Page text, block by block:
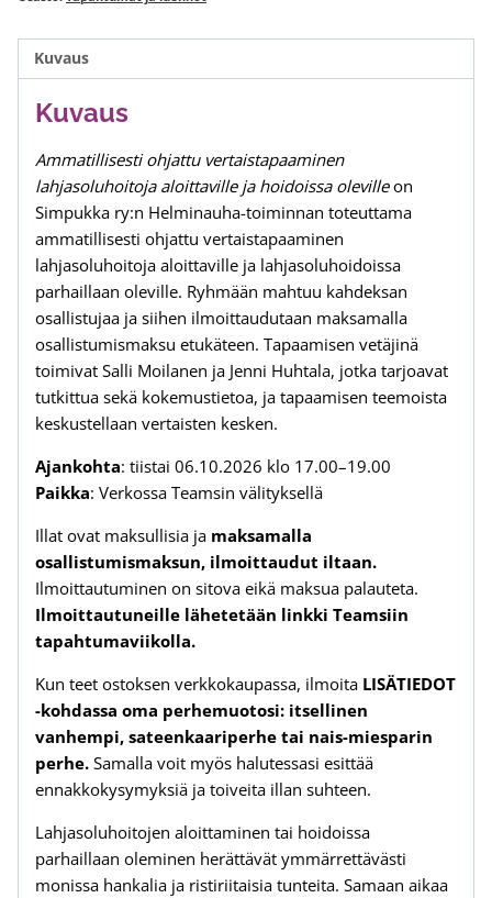
aloittaville
ja
hoidoissa
syksy
määrä
Kuvaus
Kuvaus
Ammatillisesti ohjattu vertaistapaaminen
lahjasoluhoitoja aloittaville ja hoidoissa olevilleon
Simpukka ry:n Helminauha-toiminnan toteuttama
ammatillisesti ohjattu vertaistapaaminen
lahjasoluhoitoja aloittaville ja lahjasoluhoidoissa
parhaillaan oleville. Ryhmään mahtuu kahdeksan
osallistujaa ja siihen ilmoittaudutaan maksamalla
osallistumismaksu etukäteen. Tapaamisen vetäjinä
toimivat Salli Moilanen ja Jenni Huhtala, jotka tarjoavat
tutkittua sekä kokemustietoa, ja tapaamisen teemoista
keskustellaan vertaisten kesken.
Ajankohta: tiistai 06.10.2026 klo 17.00–19.00
Paikka: Verkossa Teamsin välityksellä
Illat ovat maksullisia ja maksamalla
osallistumismaksun, ilmoittaudut iltaan.
Ilmoittautuminen on sitova eikä maksua palauteta.
Ilmoittautuneille lähetetään linkki Teamsiin
tapahtumaviikolla.
Kun teet ostoksen verkkokaupassa, ilmoita LISÄTIEDOT
-kohdassa oma perhemuotosi: itsellinen
vanhempi, sateenkaariperhe tai nais-miesparin
perhe. Samalla voit myös halutessasi esittää
ennakkokysymyksiä ja toiveita illan suhteen.
Lahjasoluhoitojen aloittaminen tai hoidoissa
parhaillaan oleminen herättävät ymmärrettävästi
monissa hankalia ja ristiriitaisia tunteita. Samaan aikaa